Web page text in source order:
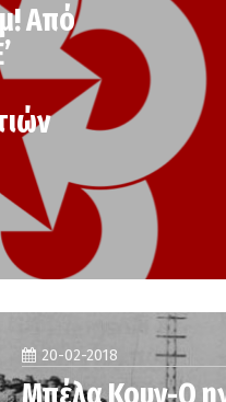
Από
20-02-2018